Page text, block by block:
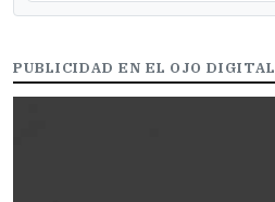
PUBLICIDAD EN EL OJO DIGITAL